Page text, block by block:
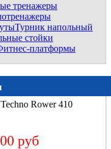
тренажеры
Турник напольный
стойки
платформы
Rower Light
руб